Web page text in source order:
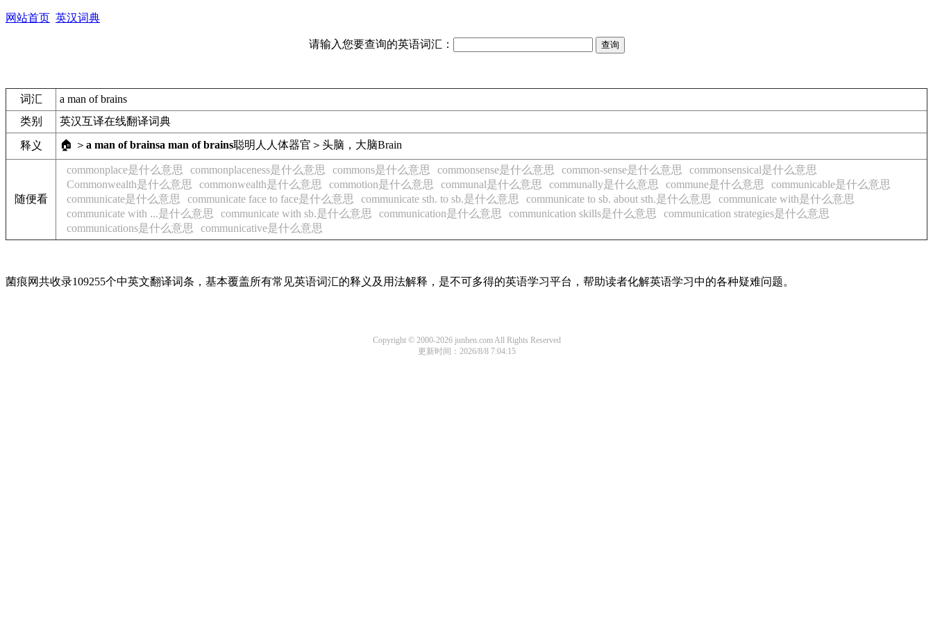
网站首页 英汉词典
请输入您要查询的英语词汇：
词汇
a man of brains
类别
英汉互译在线翻译词典
释义 🏠 ＞ a man of brainsa man of brains聪明人 人体器官＞头脑，大脑Brain
随便看
commonplace是什么意思 commonplaceness是什么意思 commons是什么意思 commonsense是什么意思 common-sense是什么意思
commonsensical是什么意思
Commonwealth是什么意思
commonwealth是什么意思 commotion是什么意思 communal是什么意思 communally是什么意思 commune是什么意思
communicable是什么意思
communicate是什么意思
communicate face to face是什么意思 communicate sth. to sb.是什么意思 communicate to sb. about sth.是什么意思
communicate with是什么意思
communicate with ...是什么意思
communicate with sb.是什么意思 communication是什么意思 communication skills是什么意思
communication strategies是什么意思
communications是什么意思
communicative是什么意思
菌痕网共收录109255个中英文翻译词条，基本覆盖所有常见英语词汇的释义及用法解释，是不可多得的英语学习平台，帮助读者化解英语学习中的各种疑难问题。
Copyright © 2000-2026 junhen.com All Rights Reserved
更新时间：2026/8/8 7:04:15